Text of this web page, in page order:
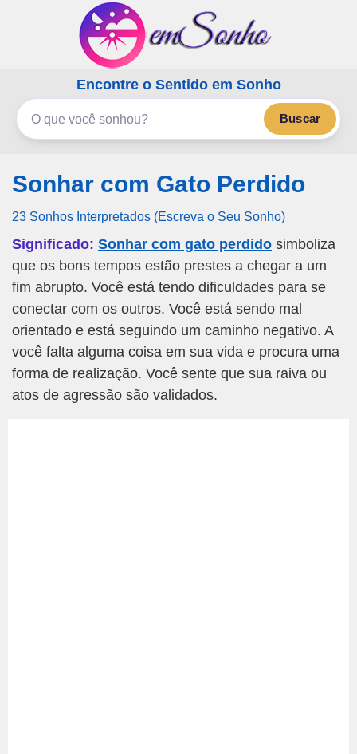
emSonho.com
Os sonhos significam mais
Encontre o Sentido em Sonho
Buscar
Sonhar com Gato Perdido
23 Sonhos Interpretados (Escreva o Seu Sonho)
Significado: Sonhar com gato perdido simboliza
que os bons tempos estão prestes a chegar a um
fim abrupto. Você está tendo dificuldades para se
conectar com os outros. Você está sendo mal
orientado e está seguindo um caminho negativo. A
você falta alguma coisa em sua vida e procura uma
forma de realização. Você sente que sua raiva ou
atos de agressão são validados.